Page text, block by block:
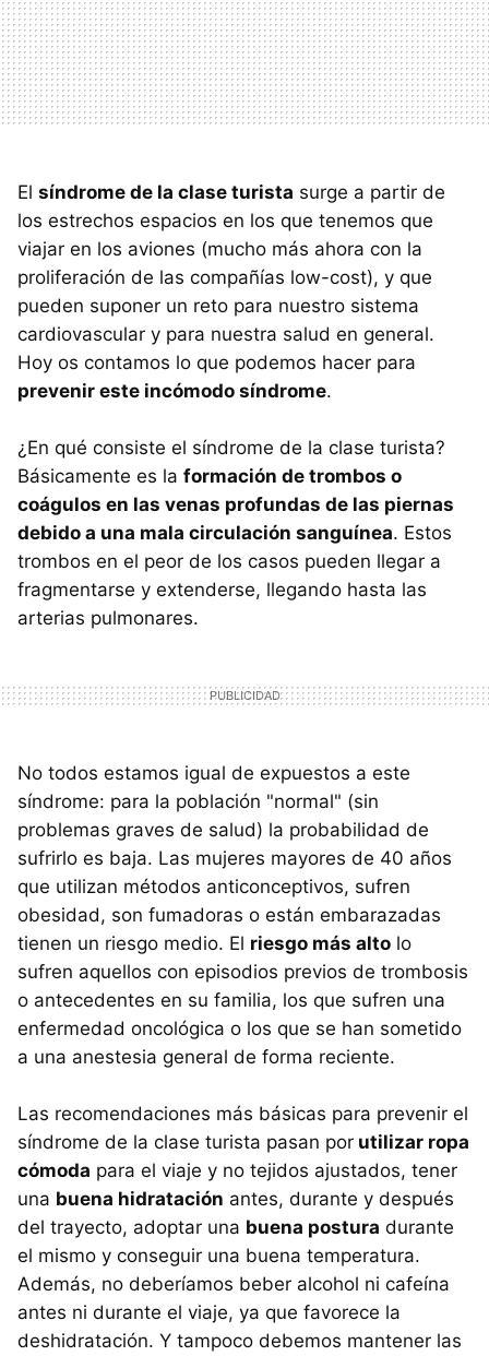
El síndrome de la clase turista surge a partir de
los estrechos espacios en los que tenemos que
viajar en los aviones (mucho más ahora con la
proliferación de las compañías low-cost), y que
pueden suponer un reto para nuestro sistema
cardiovascular y para nuestra salud en general.
Hoy os contamos lo que podemos hacer para
prevenir este incómodo síndrome.
¿En qué consiste el síndrome de la clase turista?
Básicamente es la formación de trombos o
coágulos en las venas profundas de las piernas
debido a una mala circulación sanguínea. Estos
trombos en el peor de los casos pueden llegar a
fragmentarse y extenderse, llegando hasta las
arterias pulmonares.
No todos estamos igual de expuestos a este
síndrome: para la población "normal" (sin
problemas graves de salud) la probabilidad de
sufrirlo es baja. Las mujeres mayores de 40 años
que utilizan métodos anticonceptivos, sufren
obesidad, son fumadoras o están embarazadas
tienen un riesgo medio. El riesgo más alto lo
sufren aquellos con episodios previos de trombosis
o antecedentes en su familia, los que sufren una
enfermedad oncológica o los que se han sometido
a una anestesia general de forma reciente.
Las recomendaciones más básicas para prevenir el
síndrome de la clase turista pasan por utilizar ropa
cómoda para el viaje y no tejidos ajustados, tener
una buena hidratación antes, durante y después
del trayecto, adoptar una buena postura durante
el mismo y conseguir una buena temperatura.
Además, no deberíamos beber alcohol ni cafeína
antes ni durante el viaje, ya que favorece la
deshidratación. Y tampoco debemos mantener las